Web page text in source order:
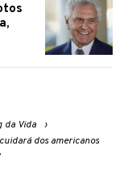
da Vida
dos americanos